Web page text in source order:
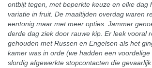
ontbijt tegen, met beperkte keuze en elke dag
variatie in fruit. De maaltijden overdag waren
eentonig maar met meer opties. Jammer
derde dag ziek door rauwe kip. Er leek vooral
gehouden met Russen en Engelsen als het
kamer was in orde (we hadden een
slordig afgewerkte stopcontacten die